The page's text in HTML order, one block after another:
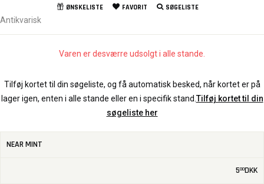
ØNSKELISTE FAVORIT SØGELISTE
Antikvarisk
Varen er desværre udsolgt i alle stande.
Tilføj kortet til din søgeliste, og få automatisk besked, når kortet er på
lager igen, enten i alle stande eller en i specifik stand. Tilføj kortet til din
søgeliste her
NEAR MINT
500DKK